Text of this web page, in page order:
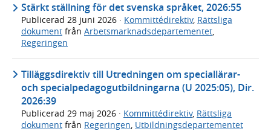
Stärkt ställning för det svenska språket, 2026:55
Publicerad 28 juni 2026 · Kommittédirektiv, Rättsliga
dokument från Arbetsmarknadsdepartementet,
Regeringen
Tilläggsdirektiv till Utredningen om speciallärar-
och specialpedagogutbildningarna (U 2025:05), Dir.
2026:39
Publicerad 29 maj 2026 · Kommittédirektiv, Rättsliga
dokument från Regeringen, Utbildningsdepartementet